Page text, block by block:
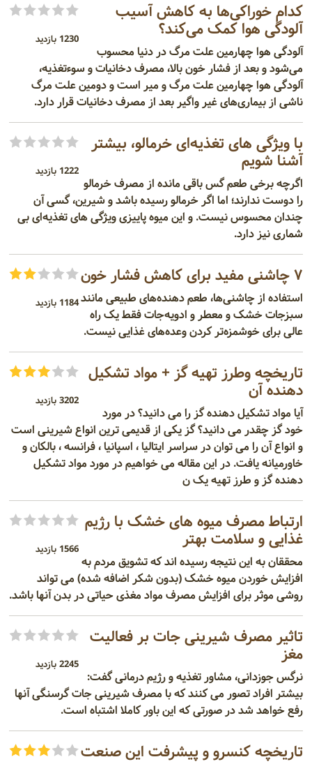
1230 بازدید
کدام خوراکی‌ها به کاهش آسیب
آلودگی هوا کمک می‌کند؟
آلودگی هوا چهارمین علت مرگ در دنیا محسوب
می‌شود و بعد از فشار خون بالا، مصرف دخانیات و سوءتغذیه،
آلودگی هوا چهارمین علت مرگ و میر است و دومین علت مرگ
ناشی از بیماری‌های غیر واگیر بعد از مصرف دخانیات قرار دارد.
1222 بازدید
با ویژگی‌ های تغذیه‌ای خرمالو، بیشتر
آشنا شویم
اگرچه برخی طعم گس باقی‌ مانده از مصرف خرمالو
را دوست ندارند؛ اما اگر خرمالو رسیده باشد و شیرین، گسی آن
چندان محسوس نیست. و این میوه پاییزی ویژگی‌ های تغذیه‌ای بی‌
شماری نیز دارد.
1184 بازدید
۷ چاشنی مفید برای کاهش فشار خون
استفاده از چاشنی‌ها، طعم دهنده‌های طبیعی مانند
سبزجات خشک و معطر و ادویه‌جات فقط یک راه
عالی برای خوشمزه‌تر کردن وعده‌های غذایی نیست.
3202 بازدید
تاریخچه وطرز تهیه گز + مواد تشکیل
دهنده آن
آیا مواد تشکیل دهنده گز را می دانید؟ در مورد
خود گز چقدر می دانید؟ گز یکی از قدیمی ترین انواع شیرینی است
و انواع آن را می توان در سراسر ایتالیا ، اسپانیا ، فرانسه ، بالکان و
خاورمیانه یافت. در این مقاله می خواهیم در مورد مواد تشکیل
دهنده گز و طرز تهیه یک ن
1566 بازدید
ارتباط مصرف میوه های خشک با رژیم
غذایی و سلامت بهتر
محققان به این نتیجه رسیده اند که تشویق مردم به
افزایش خوردن میوه خشک (بدون شکر اضافه شده) می تواند
روشی موثر برای افزایش مصرف مواد مغذی حیاتی در بدن آنها باشد.
2245 بازدید
تاثیر مصرف شیرینی جات بر فعالیت
مغز
نرگس جوزدانی، مشاور تغذیه و رژیم درمانی گفت:
بیشتر افراد تصور می کنند که با مصرف شیرینی جات گرسنگی آنها
رفع خواهد شد در صورتی که این باور کاملا اشتباه است.
تاریخچه کنسرو و پیشرفت این صنعت